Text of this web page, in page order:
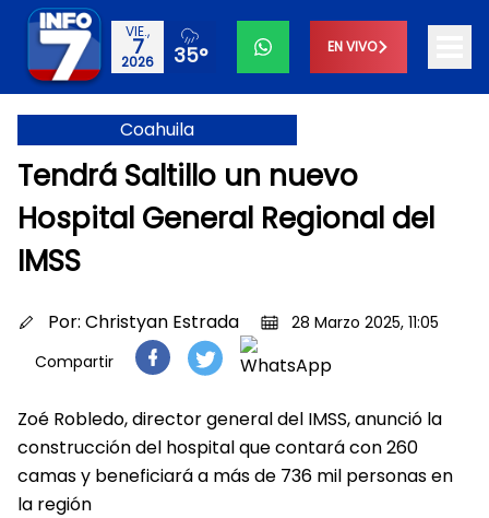
VIE.,
7
2026 35° EN VIVO
Coahuila
Tendrá Saltillo un nuevo
Hospital General Regional del
IMSS
Por: Christyan Estrada
28 Marzo 2025, 11:05
Compartir
Zoé Robledo, director general del IMSS, anunció la
construcción del hospital que contará con 260
camas y beneficiará a más de 736 mil personas en
la región